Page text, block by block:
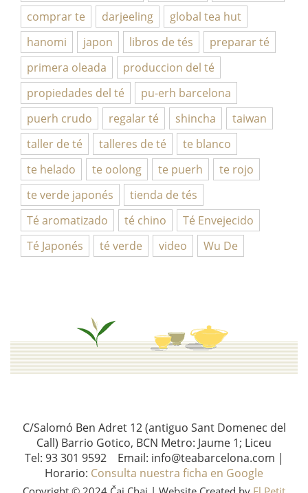
comprar te
darjeeling
global tea hut
hanomi
japon libros de tés
preparar té
primera oleada
produccion del té
propiedades del té
pu-erh barcelona
puerh crudo
regalar té shincha
taiwan
taller de té
talleres de té
te blanco
te helado
te oolong te puerh
te rojo
te verde japonés
tienda de tés
Té aromatizado
té chino
Té Envejecido
Té Japonés
té verde video Wu De
C/Salomó Ben Adret 12 (antiguo Sant Domenec del
Call) Barrio Gotico, BCN Metro: Jaume 1; Liceu
Tel: 93 301 9592 Email: info@teabarcelona.com |
Horario: Consulta nuestra ficha en Google